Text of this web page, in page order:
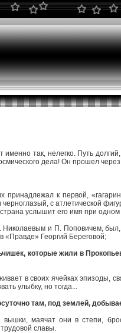
именно так, нелегко. Путь
дела! Он прошел
к первой,
с атлетической
услышит его имя при одном
и П. Поповичем, был,
Георгий Береговой;
которые жили в
в своих ячейках эпизоды,
улыбку, но тогда...
там, под землей,
вышки, маячат они в степи,
славы.